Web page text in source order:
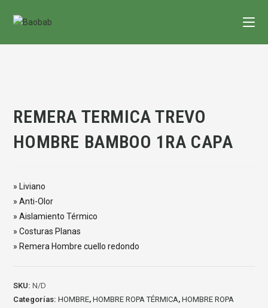
REMERA TERMICA TREVO
HOMBRE BAMBOO 1RA CAPA
» Liviano
» Anti-Olor
» Aislamiento Térmico
» Costuras Planas
» Remera Hombre cuello redondo
SKU:N/D
Categorías:HOMBRE,HOMBRE ROPA TÉRMICA,HOMBRE ROPA